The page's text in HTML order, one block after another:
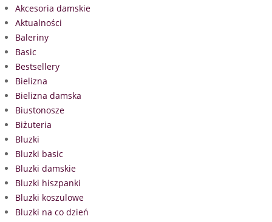
Akcesoria damskie
Aktualności
Baleriny
Basic
Bestsellery
Bielizna
Bielizna damska
Biustonosze
Biżuteria
Bluzki
Bluzki basic
Bluzki damskie
Bluzki hiszpanki
Bluzki koszulowe
Bluzki na co dzień